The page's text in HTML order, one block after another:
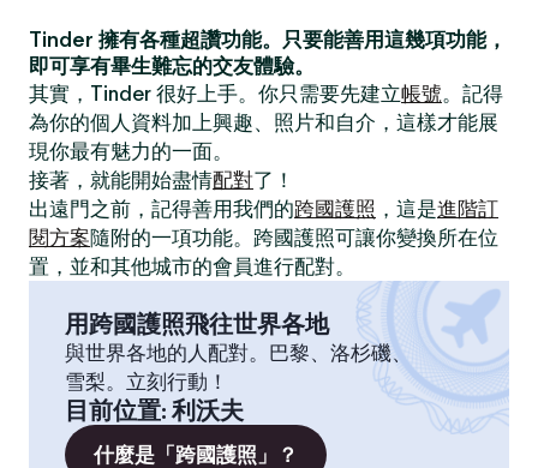
Tinder 擁有各種超讚功能。只要能善用這幾項功能，
即可享有畢生難忘的交友體驗。
其實，Tinder 很好上手。你只需要先建立帳號。記得
為你的個人資料加上興趣、照片和自介，這樣才能展
現你最有魅力的一面。
接著，就能開始盡情配對了！
出遠門之前，記得善用我們的跨國護照 ，這是進階訂
閱方案隨附的一項功能。跨國護照可讓你變換所在位
置，並和其他城市的會員進行配對。
用跨國護照飛往世界各地
與世界各地的人配對。巴黎、洛杉磯、
雪梨。立刻行動！
目前位置:利沃夫
什麼是「跨國護照」？